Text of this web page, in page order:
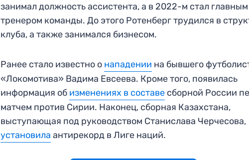
занимал должность ассистента, а в 2022-м стал главным
тренером команды. До этого Ротенберг трудился в
клуба, а также занимался бизнесом.
Ранее стало известно о нападении на бывшего
«Локомотива» Вадима Евсеева. Кроме того, появилась
информация об изменениях в составе сборной России
матчем против Сирии. Наконец, сборная Казахстана,
выступающая под руководством Станислава Черчесова,
установила антирекорд в Лиге наций.